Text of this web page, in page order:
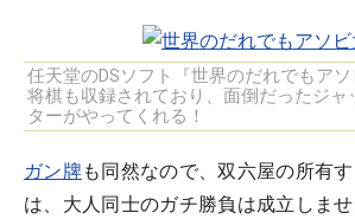
任天堂のDSソフト『世界のだれでもア
将棋も収録されており、面倒だったジャ
ターがやってくれる！
ガン牌も同然なので、双六屋の所有
は、大人同士のガチ勝負は成立しま